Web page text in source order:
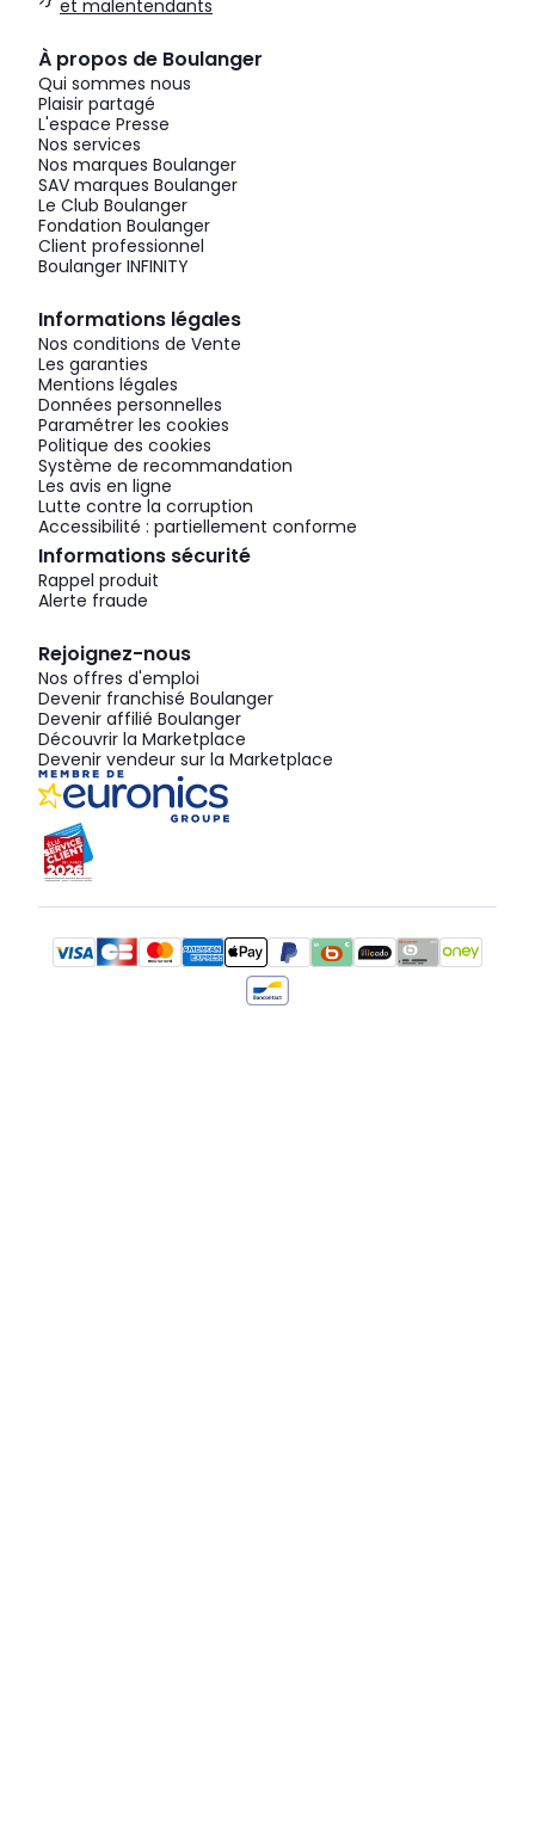
et malentendants
À propos de Boulanger
Qui sommes nous
Plaisir partagé
L'espace Presse
Nos services
Nos marques Boulanger
SAV marques Boulanger
Le Club Boulanger
Fondation Boulanger
Client professionnel
Boulanger INFINITY
Informations légales
Nos conditions de Vente
Les garanties
Mentions légales
Données personnelles
Paramétrer les cookies
Politique des cookies
Système de recommandation
Les avis en ligne
Lutte contre la corruption
Accessibilité : partiellement conforme
Informations sécurité
Rappel produit
Alerte fraude
Rejoignez-nous
Nos offres d'emploi
Devenir franchisé Boulanger
Devenir affilié Boulanger
Découvrir la Marketplace
Devenir vendeur sur la Marketplace